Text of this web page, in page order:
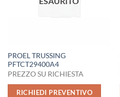
PROEL TRUSSING
PFTCT29400A4
PREZZO SU RICHIESTA
RICHIEDI PREVENTIVO